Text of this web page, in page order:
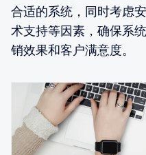
合适的系统，同时考虑
术支持等因素，确保系
销效果和客户满意度。